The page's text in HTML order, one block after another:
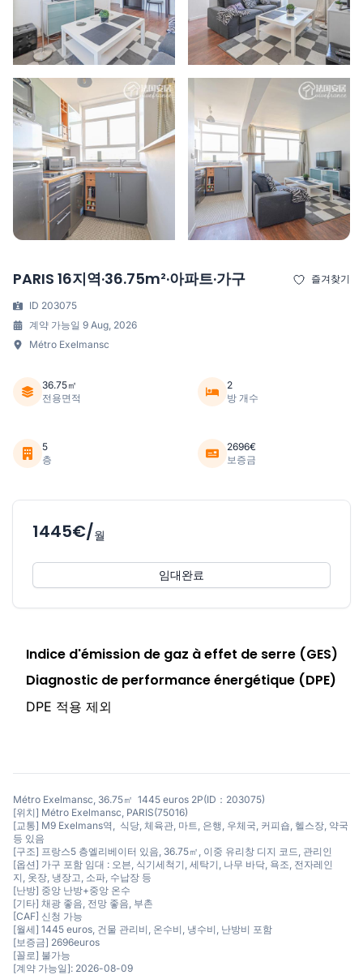
PARIS 16지역·36.75m²·아파트·가구 즐겨찾기
ID 203075
계약 가능일 9 Aug, 2026
Métro Exelmansc
36.75㎡
전용면적
2
방 개수
5
층
2696€
보증금
1445€/월
임대완료
Indice d'émission de gaz à effet de serre (GES)
Diagnostic de performance énergétique (DPE)
DPE 적용 제외
Métro Exelmansc, 36.75㎡ 1445 euros 2P(ID：203075)
[위치] Métro Exelmansc, PARIS(75016)
[교통] M9 Exelmans역, 식당, 체육관, 마트, 은행, 우체국, 커피숍, 헬스장, 약국
등 있음
[구조] 프랑스5 층엘리베이터 있음, 36.75㎡, 이중 유리창 디지 코드, 관리인
[옵션] 가구 포함 임대 : 오븐, 식기세척기, 세탁기, 나무 바닥, 욕조, 전자레인
지, 옷장, 냉장고, 소파, 수납장 등
[난방] 중앙 난방+중앙 온수
[기타] 채광 좋음, 전망 좋음, 부촌
[CAF] 신청 가능
[월세] 1445 euros, 건물 관리비, 온수비, 냉수비, 난방비 포함
[보증금] 2696euros
[꼴로] 불가능
[계약 가능일]: 2026-08-09